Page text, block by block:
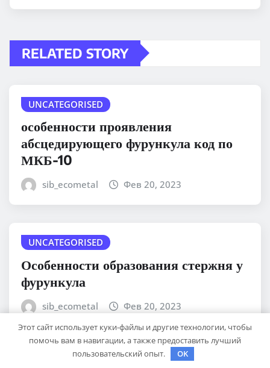
RELATED STORY
UNCATEGORISED
особенности проявления
абсцедирующего фурункула код по
МКБ-10
sib_ecometal Фев 20, 2023
UNCATEGORISED
Особенности образования стержня у
фурункула
sib_ecometal Фев 20, 2023
Этот сайт использует куки-файлы и другие технологии, чтобы
помочь вам в навигации, а также предоставить лучший
пользовательский опыт.
OK